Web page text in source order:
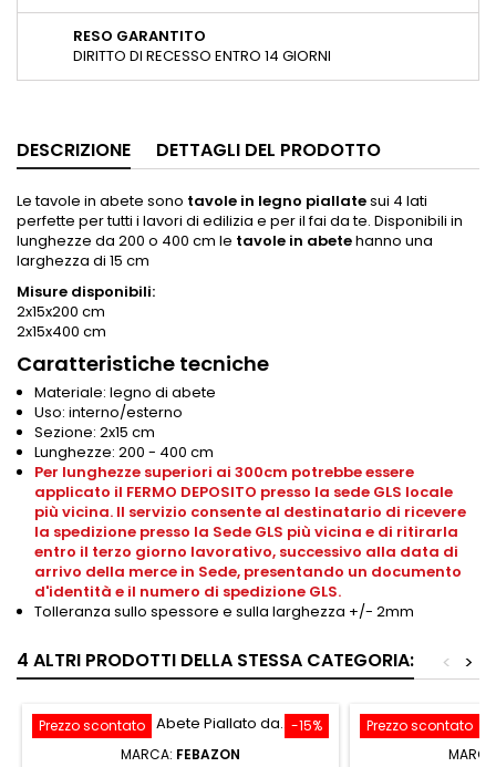
RESO GARANTITO
DIRITTO DI RECESSO ENTRO 14 GIORNI
DESCRIZIONE DETTAGLI DEL PRODOTTO
Le tavole in abete sono tavole in legno piallatesui 4 lati
perfette per tutti i lavori di edilizia e per il fai da te. Disponibili in
lunghezze da 200 o 400 cm le tavole in abetehanno una
larghezza di 15 cm
Misure disponibili:
2x15x200 cm
2x15x400 cm
Caratteristiche tecniche
Materiale: legno di abete
Uso: interno/esterno
Sezione: 2x15 cm
Lunghezze: 200 - 400 cm
Per lunghezze superiori ai 300cm potrebbe essere
applicato il FERMO DEPOSITO presso la sede GLS locale
più vicina. Il servizio consente al destinatario di ricevere
la spedizione presso la Sede GLS più vicina e di ritirarla
entro il terzo giorno lavorativo, successivo alla data di
arrivo della merce in Sede, presentando un documento
d'identità e il numero di spedizione GLS.
Tolleranza sullo spessore e sulla larghezza +/- 2mm
4 ALTRI PRODOTTI DELLA STESSA CATEGORIA: >
<
-15%
Prezzo scontato
MARCA: FEBAZON
Prezzo scontato